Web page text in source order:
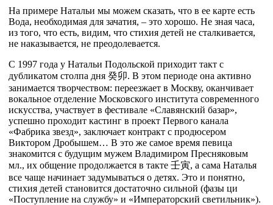
На примере Натальи мы можем сказать, что в ее карте есть
Вода, необходимая для зачатия, – это хорошо. Не зная часа,
из того, что есть, видим, что стихия детей не сталкивается,
не наказывается, не преодолевается.
С 1997 года у Натальи Подольской приходит такт с
дубликатом столпа дня 癸卯. В этом периоде она активно
занимается творчеством: переезжает в Москву, оканчивает
вокальное отделение Московского института современного
искусства, участвует в фестивале «Славянский базар»,
успешно проходит кастинг в проект Первого канала
«Фабрика звезд», заключает контракт с продюсером
Виктором Дробышем… В это же самое время певица
знакомится с будущим мужем Владимиром Пресняковым
мл., их общение продолжается в такте 壬寅, а сама Наталья
все чаще начинает задумываться о детях. Это и понятно,
стихия детей становится достаточно сильной (фазы ци
«Поступление на службу» и «Императорский светильник»).